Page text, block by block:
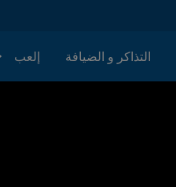
التذاكر و الضيافة إلعب